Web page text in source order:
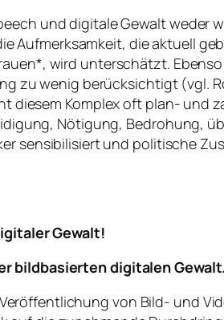
und digitale Gewalt weder
die aktuell
wird unterschätzt.
zu wenig berücksichtigt (vgl.
Komplex oft plan- und
Nötigung, Bedrohung,
sensibilisiert und politische
Gewalt!
bildbasierten digitalen Gewalt.
von Bild- und